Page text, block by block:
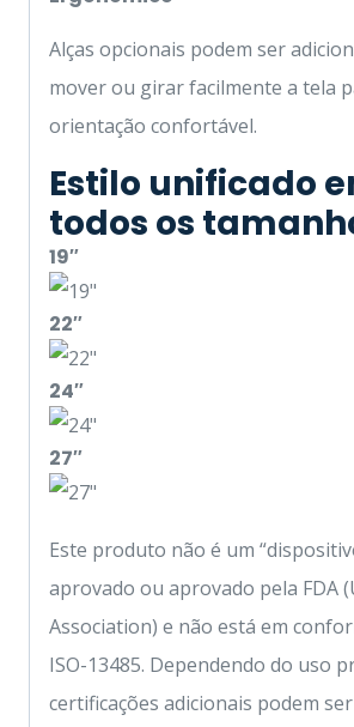
Alças opcionais podem ser
mover ou girar facilmente a tela
orientação confortável.
Estilo unificado
todos os
19″
22″
24″
27″
Este produto não é um
aprovado ou aprovado pela FDA
Association) e não está em
ISO-13485. Dependendo do uso
certificações adicionais podem